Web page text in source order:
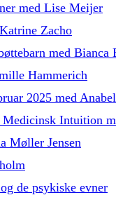
med Lise Meijer
Zacho
med Bianca
Hammerich
2025 med
Intuition
Møller Jensen
de psykiske evner